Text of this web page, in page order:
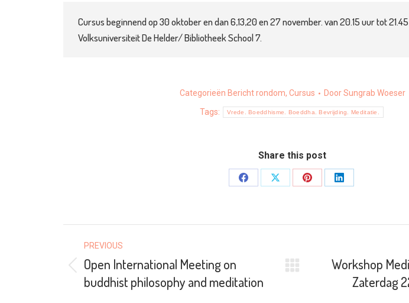
Cursus beginnend op 30 oktober en dan 6,13,20 en 27 november. van 20.15 uur tot
Volksuniversiteit De Helder/ Bibliotheek School 7.
Categorieën Bericht rondom, Cursus DoorSungrab Woeser
Tags:
Vrede. Boeddhisme. Boeddha. Bevrijding. Meditatie.
Share this post
Share
Share
Share
Share
POST
NAVIGATION
PREVIOUS
Previous
post:
Open International Meeting on
buddhist philosophy and meditation
Volgende
Workshop
Zaterdag